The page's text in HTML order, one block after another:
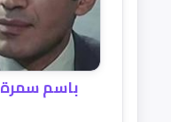
باسم سمرة